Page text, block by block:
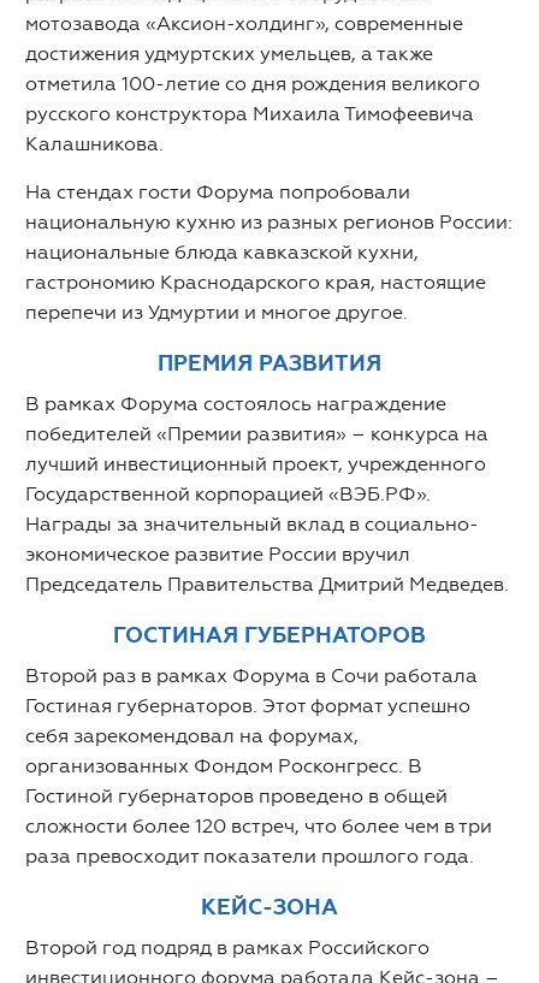
мотозавода «Аксион-холдинг», современные
достижения удмуртских умельцев, а также
отметила 100-летие со дня рождения великого
русского конструктора Михаила Тимофеевича
Калашникова.
На стендах гости Форума попробовали
национальную кухню из разных регионов России:
национальные блюда кавказской кухни,
гастрономию Краснодарского края, настоящие
перепечи из Удмуртии и многое другое.
ПРЕМИЯ РАЗВИТИЯ
В рамках Форума состоялось награждение
победителей «Премии развития» – конкурса на
лучший инвестиционный проект, учрежденного
Государственной корпорацией «ВЭБ.РФ».
Награды за значительный вклад в социально-
экономическое развитие России вручил
Председатель Правительства Дмитрий Медведев.
ГОСТИНАЯ ГУБЕРНАТОРОВ
Второй раз в рамках Форума в Сочи работала
Гостиная губернаторов. Этот формат успешно
себя зарекомендовал на форумах,
организованных Фондом Росконгресс. В
Гостиной губернаторов проведено в общей
сложности более 120 встреч, что более чем в три
раза превосходит показатели прошлого года.
КЕЙС-ЗОНА
Второй год подряд в рамках Российского
инвестиционного форума работала Кейс-зона –